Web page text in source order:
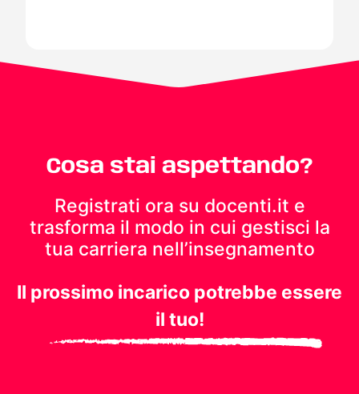
Cosa stai aspettando?
Registrati ora su docenti.it e
trasforma il modo in cui gestisci la
tua carriera nell’insegnamento
Il prossimo incarico potrebbe essere
il tuo!